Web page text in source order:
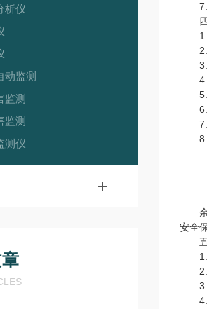
析仪
动监测
监测
监测
测仪
7.危
四
1.
2.
3.
4.
5.
6.
7.
8.
余
安全
五
1.主
2.测
3.
4.